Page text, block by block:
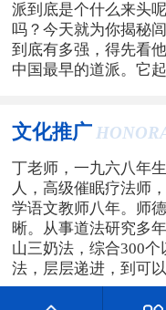
派到底是个什么来头
吗？今天就为你揭秘
到底有多强，得先看
中国最早的道派。它
文化推广
丁老师，一九六八年
人，高级催眠疗法师
学语文教师八年。师
晰。从事道法研究多
山三奶法，综合300
法，层层递进，到可